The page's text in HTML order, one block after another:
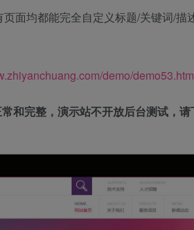
面均都能完全自定义标题/关键词/
demo/
和完整，演示站不开放后台测试，